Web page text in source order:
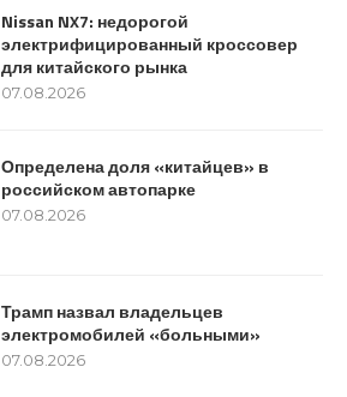
Nissan NX7: недорогой
электрифицированный кроссовер
для китайского рынка
07.08.2026
Определена доля «китайцев» в
российском автопарке
07.08.2026
Трамп назвал владельцев
электромобилей «больными»
07.08.2026